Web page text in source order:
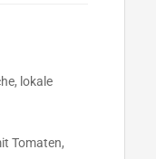
lokale
Tomaten,